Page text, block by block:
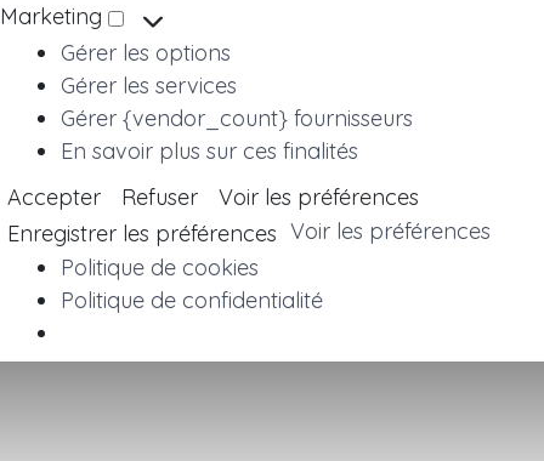
Marketing
Marketing
Gérer les options
Gérer les services
Gérer {vendor_count} fournisseurs
En savoir plus sur ces finalités
Accepter
Refuser
Voir les préférences
Enregistrer les préférences Voir les préférences
Politique de cookies
Politique de confidentialité